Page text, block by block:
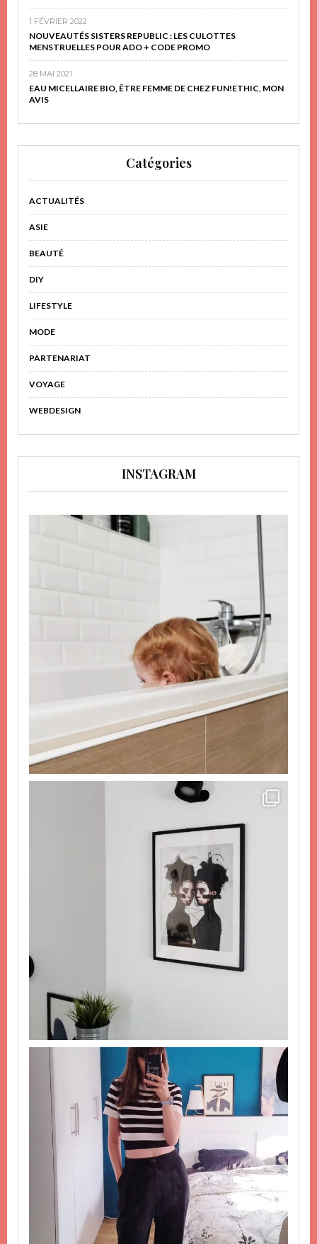
1 FÉVRIER 2022
NOUVEAUTÉS SISTERS REPUBLIC : LES CULOTTES
MENSTRUELLES POUR ADO + CODE PROMO
28 MAI 2021
EAU MICELLAIRE BIO, ÊTRE FEMME DE CHEZ FUN!ETHIC, MON
AVIS
Catégories
ACTUALITÉS
ASIE
BEAUTÉ
DIY
LIFESTYLE
MODE
PARTENARIAT
VOYAGE
WEBDESIGN
INSTAGRAM